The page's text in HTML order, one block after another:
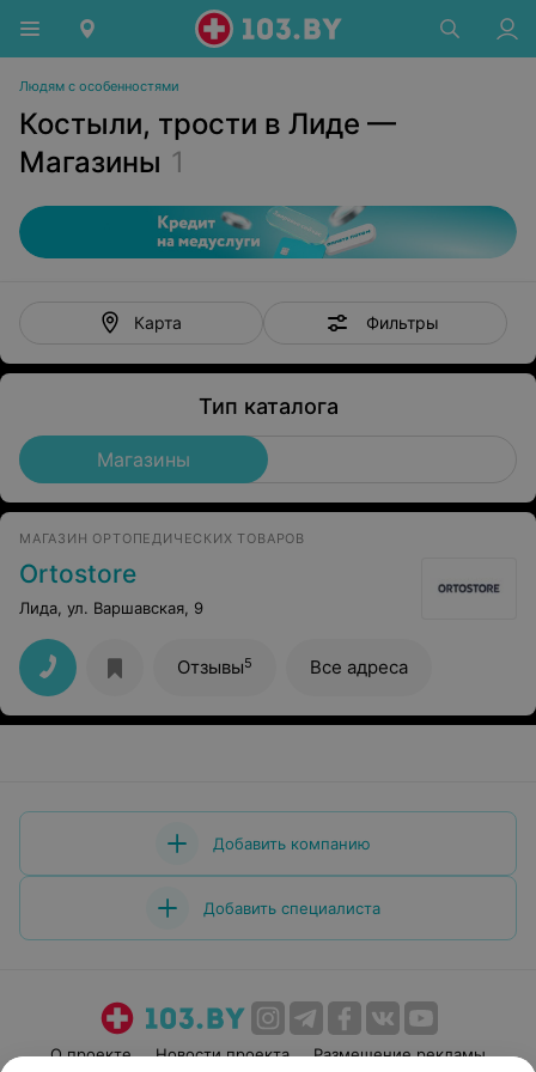
Людям с особенностями
Костыли, трости в Лиде —
Магазины 1
Карта Фильтры
Тип каталога
Магазины
МАГАЗИН ОРТОПЕДИЧЕСКИХ ТОВАРОВ
Ortostore
Лида, ул. Варшавская, 9
Отзывы5 Все адреса
Добавить компанию
Добавить специалиста
О проекте Новости проекта Размещение рекламы